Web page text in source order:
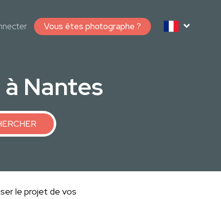
Vous êtes photographe ?
Nantes
le projet de vos